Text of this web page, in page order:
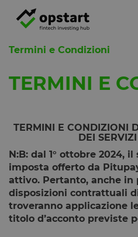
Termini e Condizioni
TERMINI E
TERMINI E CONDIZIONI
DEI
N:B: dal 1° ottobre 2024,
imposta offerto da
attivo. Pertanto, anche in
disposizioni contrattuali
troveranno applicazione
titolo d’acconto previste